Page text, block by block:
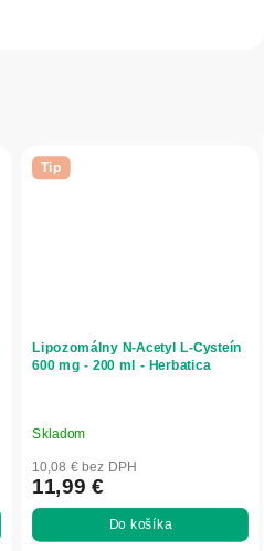
Tip
Lipozomálny N‑Acetyl L‑Cysteín
600 mg - 200 ml - Herbatica
Skladom
10,08 € bez DPH
11,99 €
Do košíka